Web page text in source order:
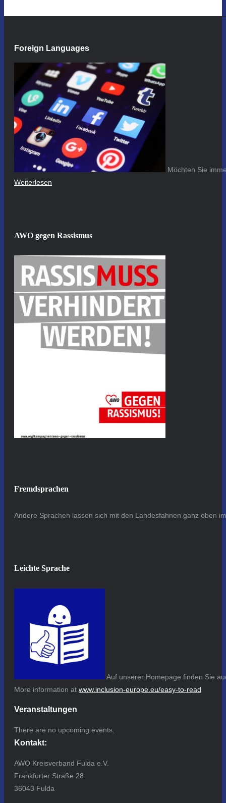
Foreign Languages
Möchten Sie
Weiterlesen
AWO gegen Rassismus
Fremdsprachen
Andere Sprachen lassen sich mit den Landesfahnen ganz oben
Leichte Sprache
Auf unserer Homepage finden Sie
More information at www.inclusion-europe.eu/easy-to-read
Veranstaltungen
There are no upcoming events.
Kontakt:
AWO Kreisverband Fulda e.V.
Frankfurter Straße 28
36043 Fulda